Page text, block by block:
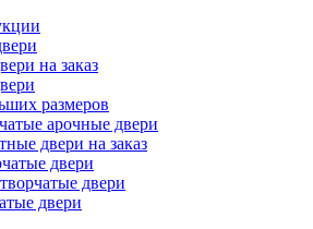
на заказ
размеров
арочные двери
двери на заказ
двери
двери
двери